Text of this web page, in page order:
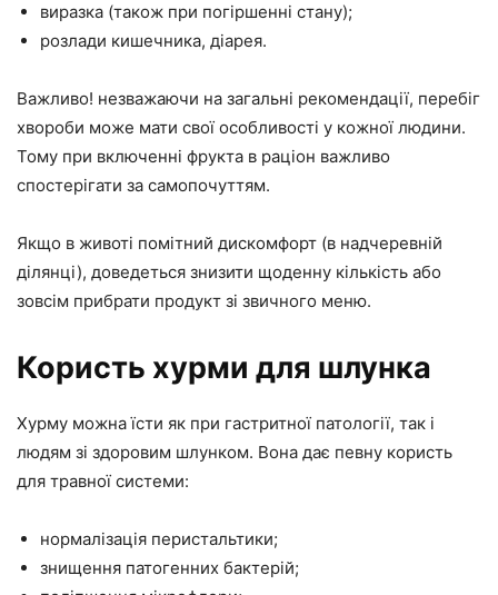
виразка (також при погіршенні стану);
розлади кишечника, діарея.
Важливо! незважаючи на загальні рекомендації, перебіг
хвороби може мати свої особливості у кожної людини.
Тому при включенні фрукта в раціон важливо
спостерігати за самопочуттям.
Якщо в животі помітний дискомфорт (в надчеревній
ділянці), доведеться знизити щоденну кількість або
зовсім прибрати продукт зі звичного меню.
Користь хурми для шлунка
Хурму можна їсти як при гастритної патології, так і
людям зі здоровим шлунком. Вона дає певну користь
для травної системи:
нормалізація перистальтики;
знищення патогенних бактерій;